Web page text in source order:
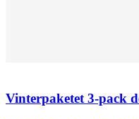
Vinterpaketet 3-pack